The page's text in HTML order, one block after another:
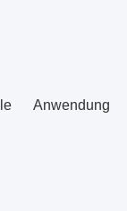
Anwendung